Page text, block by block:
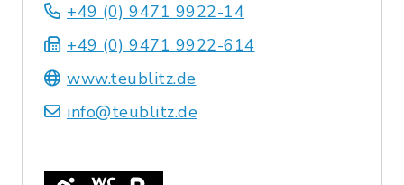
+49 (0) 9471 9922-14
+49 (0) 9471 9922-614
www.teublitz.de
info@teublitz.de